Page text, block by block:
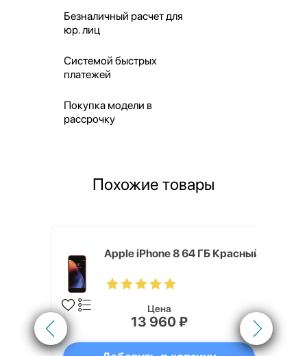
Безналичный расчет для
юр. лиц
Системой быстрых
платежей
Покупка модели в
рассрочку
Похожие товары
Apple iPhone 8 64 ГБ Красный
Цена
13 960 ₽